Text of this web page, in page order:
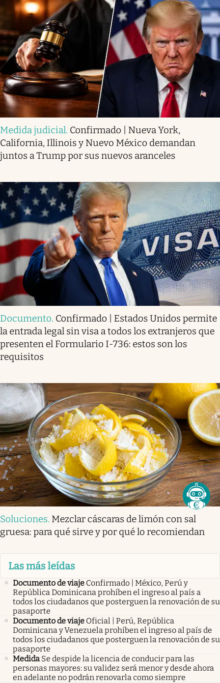
Medida judicial. Confirmado | Nueva York,
California, Illinois y Nuevo México demandan
juntos a Trump por sus nuevos aranceles
Documento. Confirmado | Estados Unidos permite
la entrada legal sin visa a todos los extranjeros que
presenten el Formulario I-736: estos son los
requisitos
Soluciones. Mezclar cáscaras de limón con sal
gruesa: para qué sirve y por qué lo recomiendan
Las más leídas
Documento de viaje Confirmado | México, Perú y
República Dominicana prohíben el ingreso al país a
todos los ciudadanos que posterguen la renovación de su
pasaporte
Documento de viaje Oficial | Perú, República
Dominicana y Venezuela prohíben el ingreso al país de
todos los ciudadanos que posterguen la renovación de su
pasaporte
Medida Se despide la licencia de conducir para las
personas mayores: su validez será menor y desde ahora
en adelante no podrán renovarla como siempre